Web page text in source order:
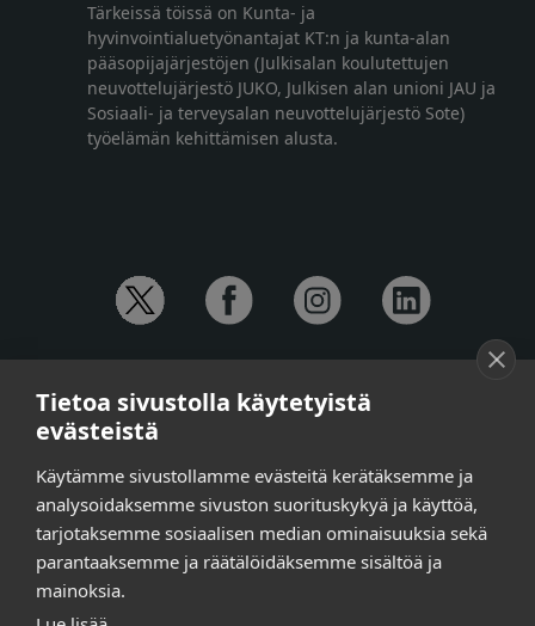
Tärkeissä töissä on Kunta- ja
hyvinvointialuetyönantajat KT:n ja kunta-alan
pääsopijajärjestöjen (Julkisalan koulutettujen
neuvottelujärjestö JUKO, Julkisen alan unioni JAU ja
Sosiaali- ja terveysalan neuvottelujärjestö Sote)
työelämän kehittämisen alusta.
Anna-Mari Jaanu, kehittämispäällikkö,
puh. +358 50 572 4620
Henna Honkalo,
viestintäpäällikkö,
puh. +358 50 479 6618
Ilari Raiski, viestintä- ja tapahtumakoordinaattori,
puh. +358 45 130 3832
Susanna Laasio,
tarkeissatoissa[a]kt.fi
Tietoa sivustolla käytetyistä
evästeistä
Käytämme sivustollamme evästeitä kerätäksemme ja
analysoidaksemme sivuston suorituskykyä ja käyttöä,
tarjotaksemme sosiaalisen median ominaisuuksia sekä
parantaaksemme ja räätälöidäksemme sisältöä ja
mainoksia.